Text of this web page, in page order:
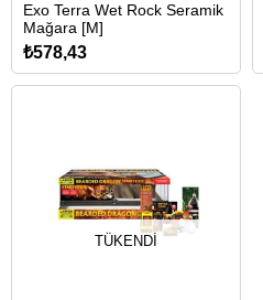
Exo Terra Wet Rock Seramik
Mağara [M]
₺578,43
TÜKENDI